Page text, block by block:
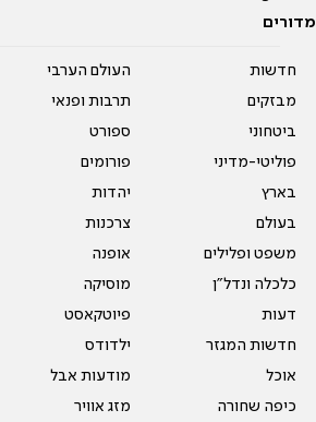
מדורים
חדשות
מבזקים
ביטחוני
פוליטי-מדיני
בארץ
בעולם
משפט ופלילים
כלכלה ונדל"ן
דעות
חדשות המגזר
אוכל
כיפה שחורה
העולם הערבי
תרבות ופנאי
ספורט
פורומים
יהדות
צרכנות
אופנה
מוסיקה
פיוטקאסט
ילדודס
מודעות אבל
מזג אוויר